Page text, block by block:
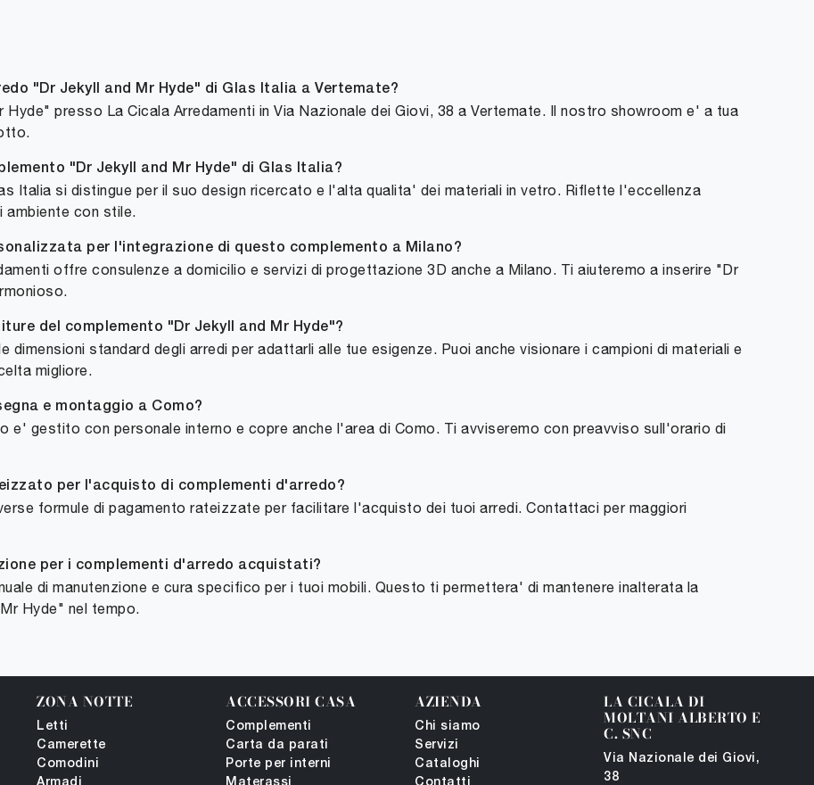
"Dr Jekyll and Mr Hyde" di Glas Italia a Vertemate?
presso La Cicala Arredamenti in Via Nazionale dei Giovi, 38 a Vertemate. Il nostro showroom e' a tua
"Dr Jekyll and Mr Hyde" di Glas Italia?
Italia si distingue per il suo design ricercato e l'alta qualita' dei materiali in vetro. Riflette l'eccellenza
ambiente con stile.
per l'integrazione di questo complemento a Milano?
offre consulenze a domicilio e servizi di progettazione 3D anche a Milano. Ti aiuteremo a inserire "Dr
del complemento "Dr Jekyll and Mr Hyde"?
standard degli arredi per adattarli alle tue esigenze. Puoi anche visionare i campioni di materiali e
migliore.
e montaggio a Como?
e' gestito con personale interno e copre anche l'area di Como. Ti avviseremo con preavviso sull'orario di
per l'acquisto di complementi d'arredo?
formule di pagamento rateizzate per facilitare l'acquisto dei tuoi arredi. Contattaci per maggiori
per i complementi d'arredo acquistati?
di manutenzione e cura specifico per i tuoi mobili. Questo ti permettera' di mantenere inalterata la
Hyde" nel tempo.
ZONA NOTTE
Letti
Camerette
Comodini
ACCESSORI CASA
Complementi
Carta da parati
Porte per interni
AZIENDA
Chi siamo
Servizi
Cataloghi
LA CICALA DI
MOLTANI ALBERTO E
C. SNC
Via Nazionale dei Giovi,
38